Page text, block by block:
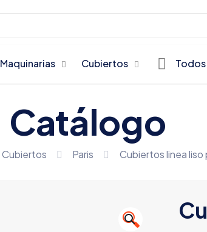
Maquinarias Cubiertos
Catálogo
Cubiertos Paris Cubiertos linea liso
🔍